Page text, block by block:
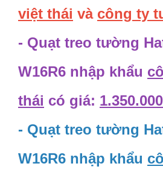
việt thái và công ty
- Quạt treo tường
W16R6 nhập khẩu
thái có giá:
- Quạt treo tường
W16R6 nhập khẩu